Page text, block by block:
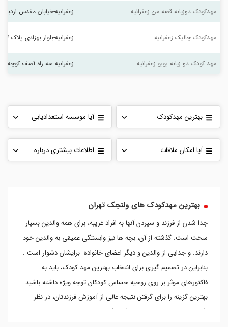
مهدکودک دوزبانه قصه من زعفرانیه زعفرانیه-خیابان مقدس اردبیلی-
مهدکودک چالیک زعفرانیه زعفرانیه-بلوار بهزادی پلاک ۶
مهد کودک دو زبانه یویو زعفرانیه زعفرانیه سه راه آصف کوچه
بهترین مهدکودک
ولنجک کدام مهدکودک
هست؟
آیا موسسه استعدادیابی
در ولنجک وجود دارد؟
آیا امکان ملاقات
حضوری در این روزهای
اطلاعات بیشتری درباره
مهدکودک ها نیاز دارم. از
بهترین مهدکودک های ولنجک تهران
جدا شدن از فرزند و سپردن آنها به افراد غریبه، برای همه والدین بسیار
سخت است. گذشته از آن، بچه ها نیز وابستگی عمیقی به والدین خود
دارند. و جدایی از والدین و دیگر اعضای خانواده برایشان دشوار است .
بنابراین در تصمیم گیری برای انتخاب بهترین مهد کودک، باید به
فاکتورهای موثر بر روی روحیه حساس کودکان توجه ویژه داشته باشید.
بهترین گزینه را برای گرفتن نتیجه عالی از آموزش فرزندتان، در نظر
بگیرید. سپس کودک خود را با آسودگی خیال برای پرورش استعدادها